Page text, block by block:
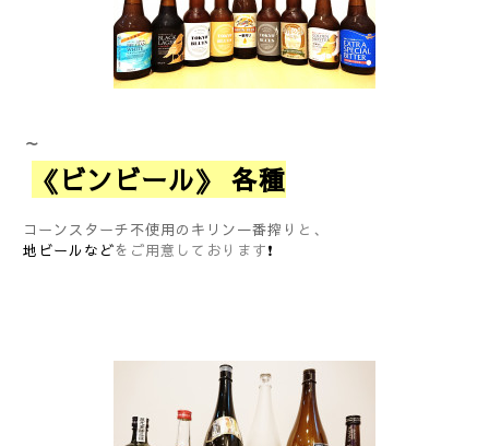
～
《ビンビール》 各種
コーンスターチ不使用のキリン一番搾り と、
地ビールなどをご用意しております❗